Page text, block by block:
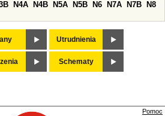
N4A N4B N5A N5B N6 N7A N7B
N8
Utrudnienia
Schematy
Pomoc